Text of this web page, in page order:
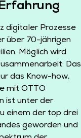
digitaler Prozesse
über 70-jährigen
Möglich wird
Das
das Know-how,
mit OTTO
ist unter der
einem der top drei
geworden und